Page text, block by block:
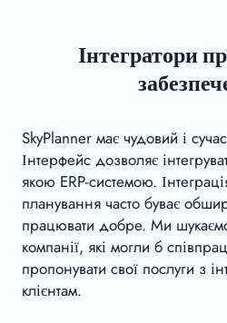
Інтегратори
SkyPlanner має чудовий і
Інтерфейс дозволяє
якою ERP-системою.
планування часто буває
працювати добре. Ми шукаємо
компанії, які могли б
пропонувати свої послуги з
клієнтам.